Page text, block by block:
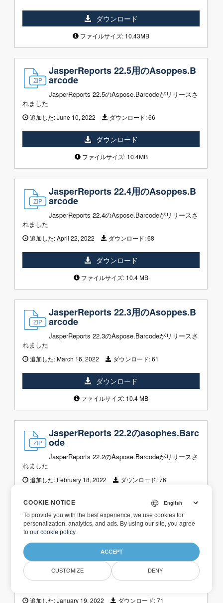
ダウンロード
ファイルサイズ: 10.43MB
JasperReports 22.5用のAsoppes.B
arcode
JasperReports 22.5のAspose.Barcodeがリリースさ
れました
追加した:June 10, 2022 ダウンロード:66
ダウンロード
ファイルサイズ: 10.4MB
JasperReports 22.4用のAsoppes.B
arcode
JasperReports 22.4のAspose.Barcodeがリリースさ
れました
追加した:April 22, 2022 ダウンロード:68
ダウンロード
ファイルサイズ: 10.4 MB
JasperReports 22.3用のAsoppes.B
arcode
JasperReports 22.3のAspose.Barcodeがリリースさ
れました
追加した:March 16, 2022 ダウンロード:61
ダウンロード
ファイルサイズ: 10.4 MB
JasperReports 22.2のasophes.Barc
ode
JasperReports 22.2のAspose.Barcodeがリリースさ
れました
追加した: February 18, 2022 ダウンロード:76
ファイルサイズ: 10.4 MB
JasperReports 22.1用のAsoppes.B
arcode
JasperReports 22.1のAspose.Barcodeがリリースさ
追加した:January 19, 2022 ダウンロード:71
COOKIE NOTICE
To provide you with the best experience, we use cookies for
personalization, analytics, and ads. By using our site, you agree
toour cookie policy.
ACCEPT
CUSTOMIZE DENY